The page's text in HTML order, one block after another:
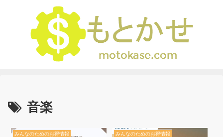
音楽
みんなのためのお得情報 みんなのためのお得情報